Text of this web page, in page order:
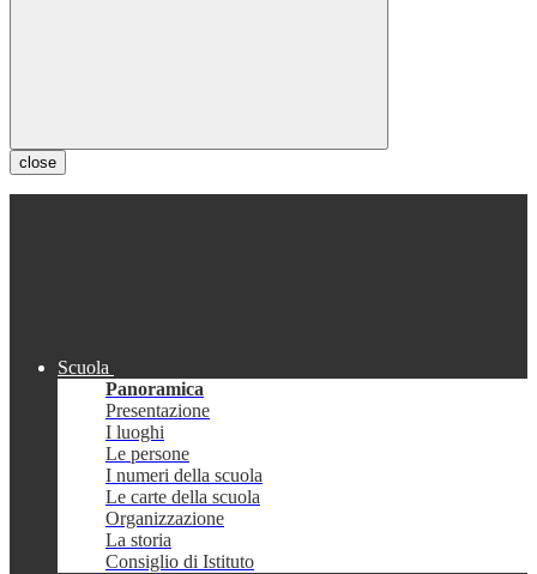
close
Scuola
Panoramica
Presentazione
I luoghi
Le persone
I numeri della scuola
Le carte della scuola
Organizzazione
La storia
Consiglio di Istituto